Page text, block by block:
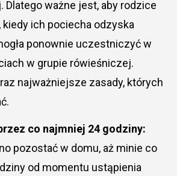
ważne jest, aby rodzice
ich pociecha odzyska
ponownie uczestniczyć w
w grupie rówieśniczej.
najważniejsze zasady, których
co najmniej 24 godziny:
pozostać w domu, aż minie co
od momentu ustąpienia